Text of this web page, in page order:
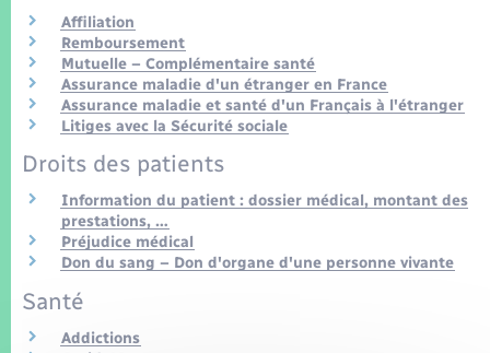
Affiliation
Remboursement
Mutuelle – Complémentaire santé
Assurance maladie d'un étranger en France
Assurance maladie et santé d'un Français à l'étranger
Litiges avec la Sécurité sociale
Droits des patients
Information du patient : dossier médical, montant des
prestations, …
Préjudice médical
Don du sang – Don d'organe d'une personne vivante
Santé
Addictions